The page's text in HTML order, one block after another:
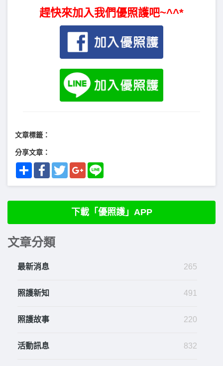
趕快來加入我們優照護吧~^^*
文章標籤：
分享文章：
Share FacebookTwitterGoogle+
下載「優照護」APP
文章分類
最新消息 265
照護新知 491
照護故事 220
活動訊息 832